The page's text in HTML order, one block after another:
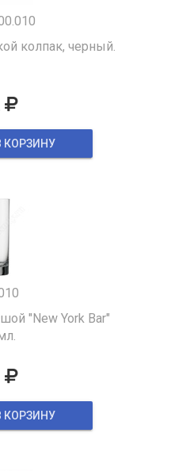
колпак, черный.
КОРЗИНУ
"New York Bar"
КОРЗИНУ